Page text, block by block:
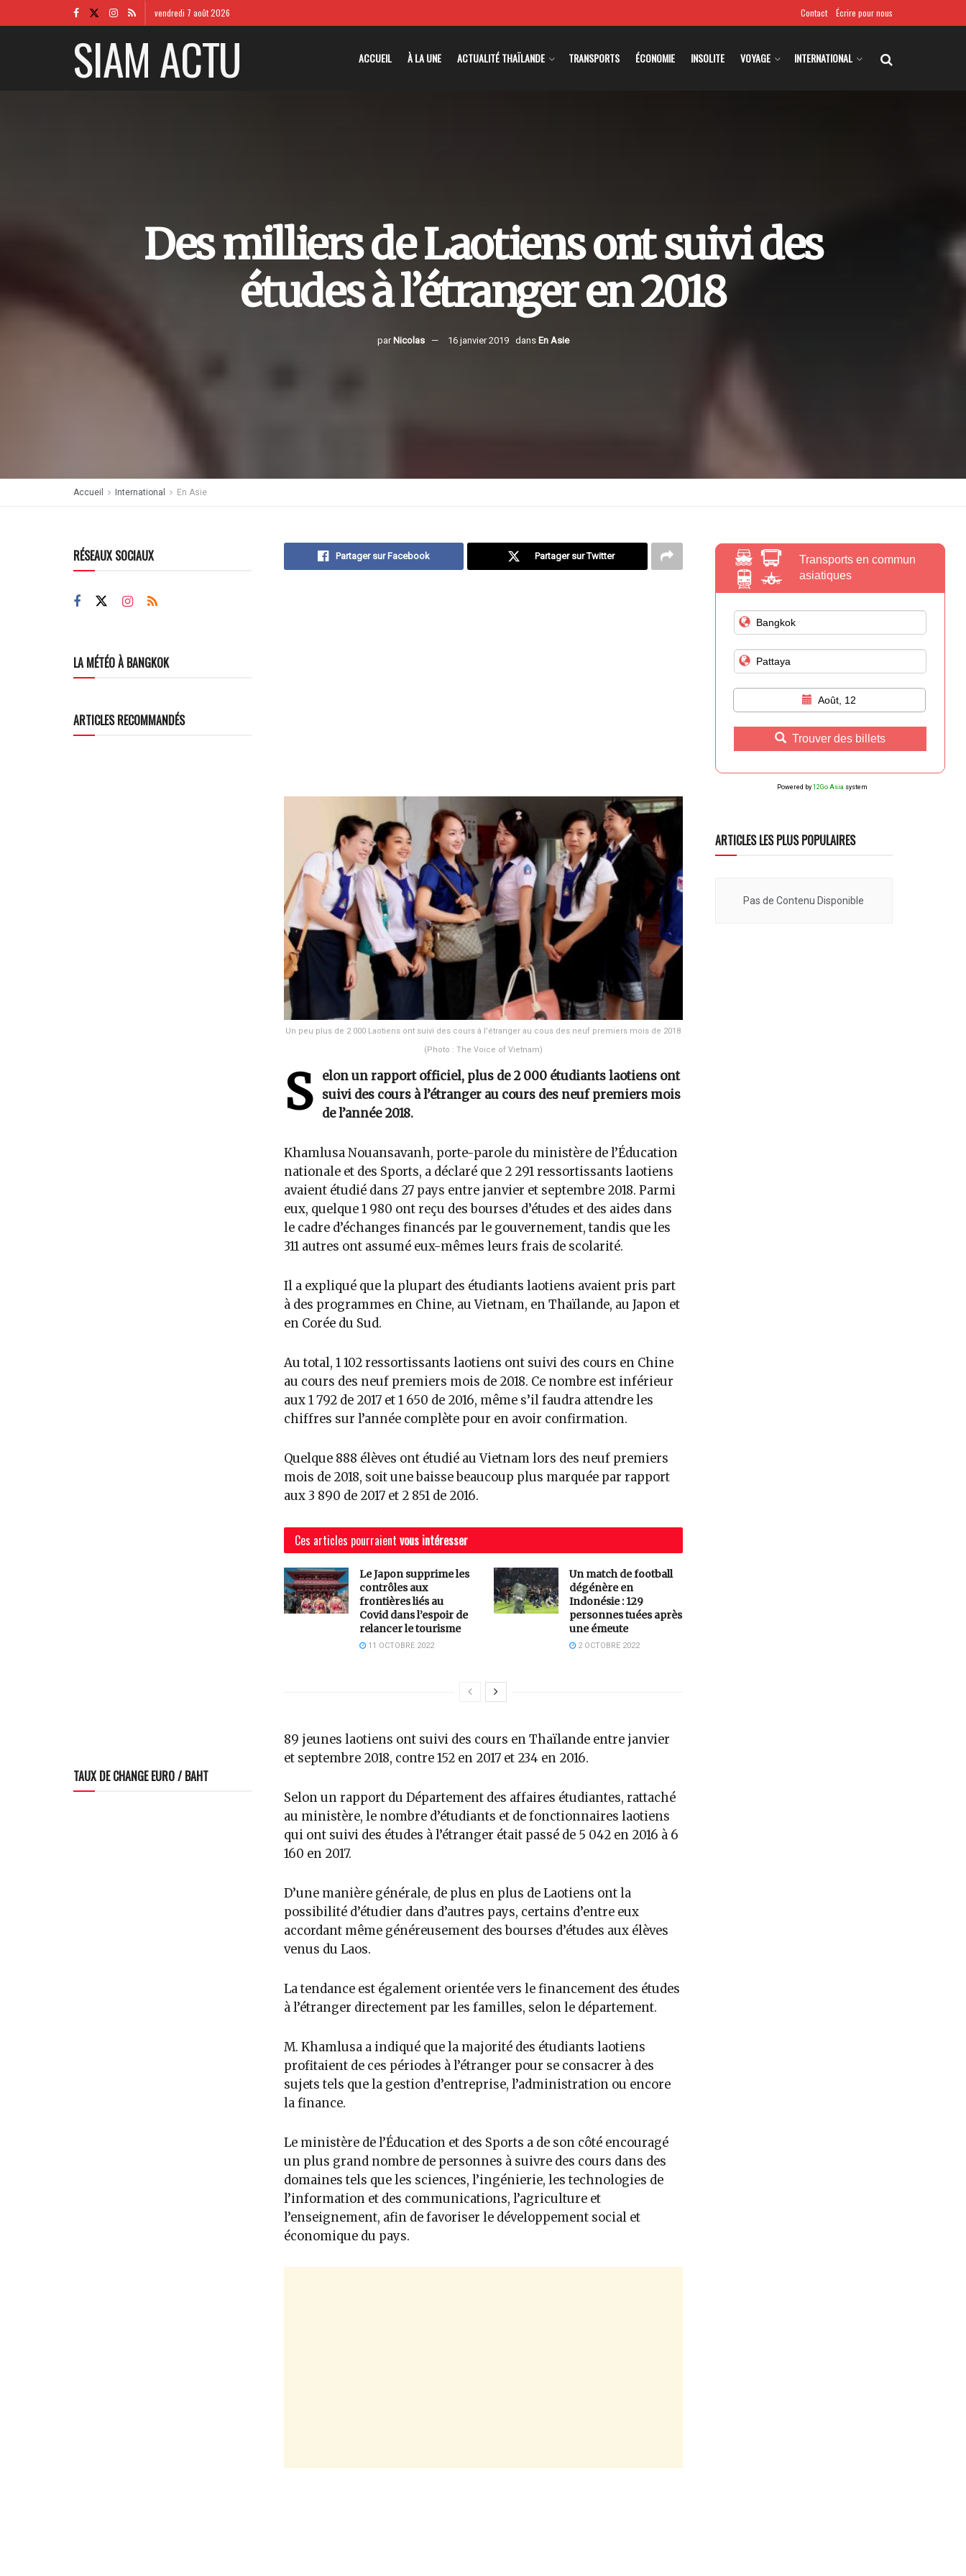
vendredi 7 août 2026 Contact Écrire pour nous
SIAM ACTU ACCUEIL À LA UNE ACTUALITÉ THAÏLANDE TRANSPORTS ÉCONOMIE INSOLITE VOYAGE INTERNATIONAL
Des milliers de Laotiens ont suivi des
études à l’étranger en 2018
par Nicolas 16 janvier 2019 dans En Asie
Accueil International En Asie
Partager sur Facebook Partager sur Twitter
Un peu plus de 2 000 Laotiens ont suivi des cours à l’étranger au cous des neuf premiers mois de 2018
(Photo : The Voice of Vietnam)
S
elon un rapport officiel, plus de 2 000 étudiants laotiens ont
suivi des cours à l’étranger au cours des neuf premiers mois
de l’année 2018.
Khamlusa Nouansavanh, porte-parole du ministère de l’Éducation
nationale et des Sports, a déclaré que 2 291 ressortissants laotiens
avaient étudié dans 27 pays entre janvier et septembre 2018. Parmi
eux, quelque 1 980 ont reçu des bourses d’études et des aides dans
le cadre d’échanges financés par le gouvernement, tandis que les
311 autres ont assumé eux-mêmes leurs frais de scolarité.
Il a expliqué que la plupart des étudiants laotiens avaient pris part
à des programmes en Chine, au Vietnam, en Thaïlande, au Japon et
en Corée du Sud.
Au total, 1 102 ressortissants laotiens ont suivi des cours en Chine
au cours des neuf premiers mois de 2018. Ce nombre est inférieur
aux 1 792 de 2017 et 1 650 de 2016, même s’il faudra attendre les
chiffres sur l’année complète pour en avoir confirmation.
Quelque 888 élèves ont étudié au Vietnam lors des neuf premiers
mois de 2018, soit une baisse beaucoup plus marquée par rapport
aux 3 890 de 2017 et 2 851 de 2016.
Ces articles pourraient vous intéresser
Le Japon supprime les
contrôles aux
frontières liés au
Covid dans l’espoir de
relancer le tourisme
11 OCTOBRE 2022
Un match de football
dégénère en
Indonésie : 129
personnes tuées après
une émeute
2 OCTOBRE 2022
89 jeunes laotiens ont suivi des cours en Thaïlande entre janvier
et septembre 2018, contre 152 en 2017 et 234 en 2016.
Selon un rapport du Département des affaires étudiantes, rattaché
au ministère, le nombre d’étudiants et de fonctionnaires laotiens
qui ont suivi des études à l’étranger était passé de 5 042 en 2016 à 6
160 en 2017.
D’une manière générale, de plus en plus de Laotiens ont la
possibilité d’étudier dans d’autres pays, certains d’entre eux
accordant même généreusement des bourses d’études aux élèves
venus du Laos.
La tendance est également orientée vers le financement des études
à l’étranger directement par les familles, selon le département.
M. Khamlusa a indiqué que la majorité des étudiants laotiens
profitaient de ces périodes à l’étranger pour se consacrer à des
sujets tels que la gestion d’entreprise, l’administration ou encore
la finance.
Le ministère de l’Éducation et des Sports a de son côté encouragé
un plus grand nombre de personnes à suivre des cours dans des
domaines tels que les sciences, l’ingénierie, les technologies de
l’information et des communications, l’agriculture et
l’enseignement, afin de favoriser le développement social et
économique du pays.
RÉSEAUX SOCIAUX
LA MÉTÉO À BANGKOK
ARTICLES RECOMMANDÉS
TAUX DE CHANGE EURO / BAHT
Transports en commun
asiatiques
Août, 12
Trouver des billets
Powered by 12Go Asia system
ARTICLES LES PLUS POPULAIRES
Pas de Contenu Disponible